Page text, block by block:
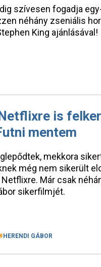
szívesen fogadja
néhány zseniális
King ajánlásával!
is
mentem
mekkora
még nem sikerült
Már csak
sikerfilmjét.
HERENDI GÁBOR